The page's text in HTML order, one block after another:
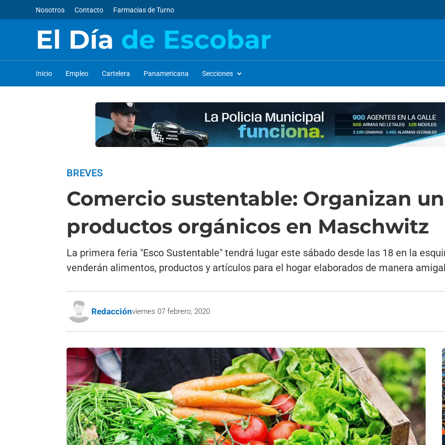
Nosotros Contacto Farmacias de Turno
El Día de Escobar
Inicio Empleo Cartelera Panamericana Secciones
BREVES
Comercio sustentable: Organizan
productos orgánicos en Maschwitz
La primera feria "Esco Sustentable" tendrá lugar este sábado desde las 18 en la
venderán alimentos, productos y artículos para el hogar elaborados de manera
Redacciónviernes 07 febrero, 2020